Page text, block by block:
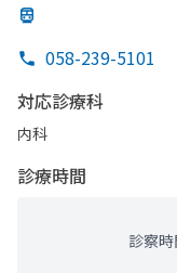
058-239-5101
対応診療科
内科
診療時間
診察